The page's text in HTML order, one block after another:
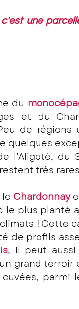
une
du
et du
de
quelques
l’Aligoté, du
très
le Chardonnay
le plus planté
! Cette
, il peut aussi
grand terroir